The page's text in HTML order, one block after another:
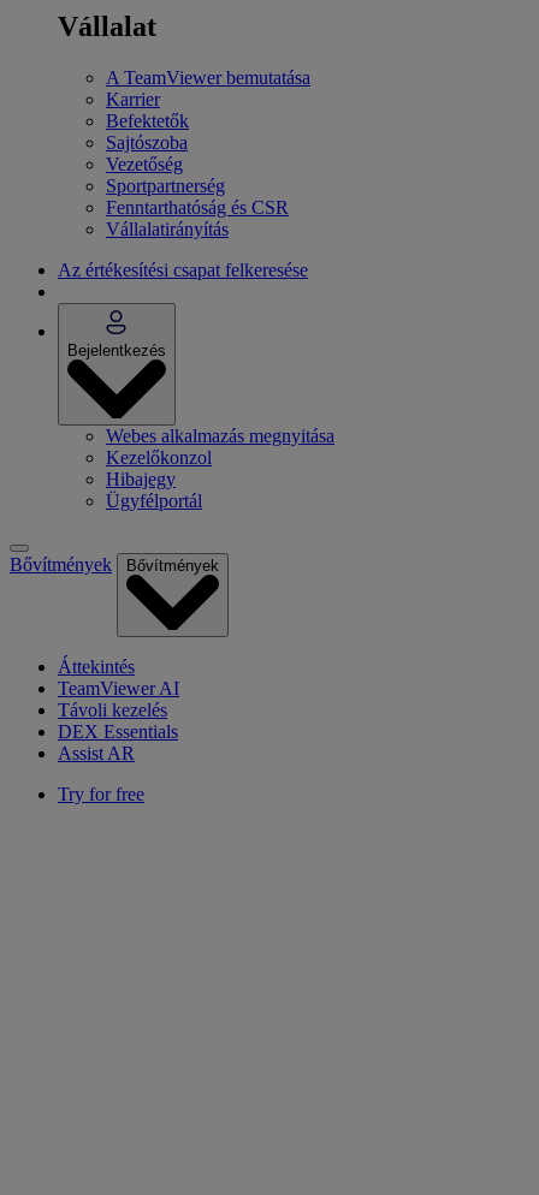
Vállalat
A TeamViewer bemutatása
Karrier
Befektetők
Sajtószoba
Vezetőség
Sportpartnerség
Fenntarthatóság és CSR
Vállalatirányítás
Az értékesítési csapat felkeresése
Bejelentkezés
Webes alkalmazás megnyitása
Kezelőkonzol
Hibajegy
Ügyfélportál
Bővítmények Bővítmények
Áttekintés
TeamViewer AI
Távoli kezelés
DEX Essentials
Assist AR
Try for free